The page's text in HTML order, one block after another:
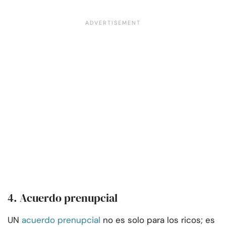
4. Acuerdo prenupcial
UN acuerdo prenupcial no es solo para los ricos; es